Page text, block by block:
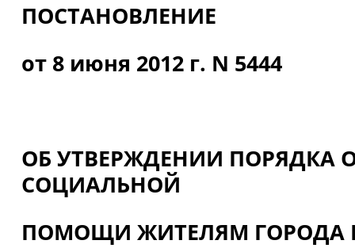
ПОСТАНОВЛЕНИЕ
от 8 июня 2012 г. N 5444
ОБ УТВЕРЖДЕНИИ ПОРЯДКА
СОЦИАЛЬНОЙ
ПОМОЩИ ЖИТЕЛЯМ ГОРОДА